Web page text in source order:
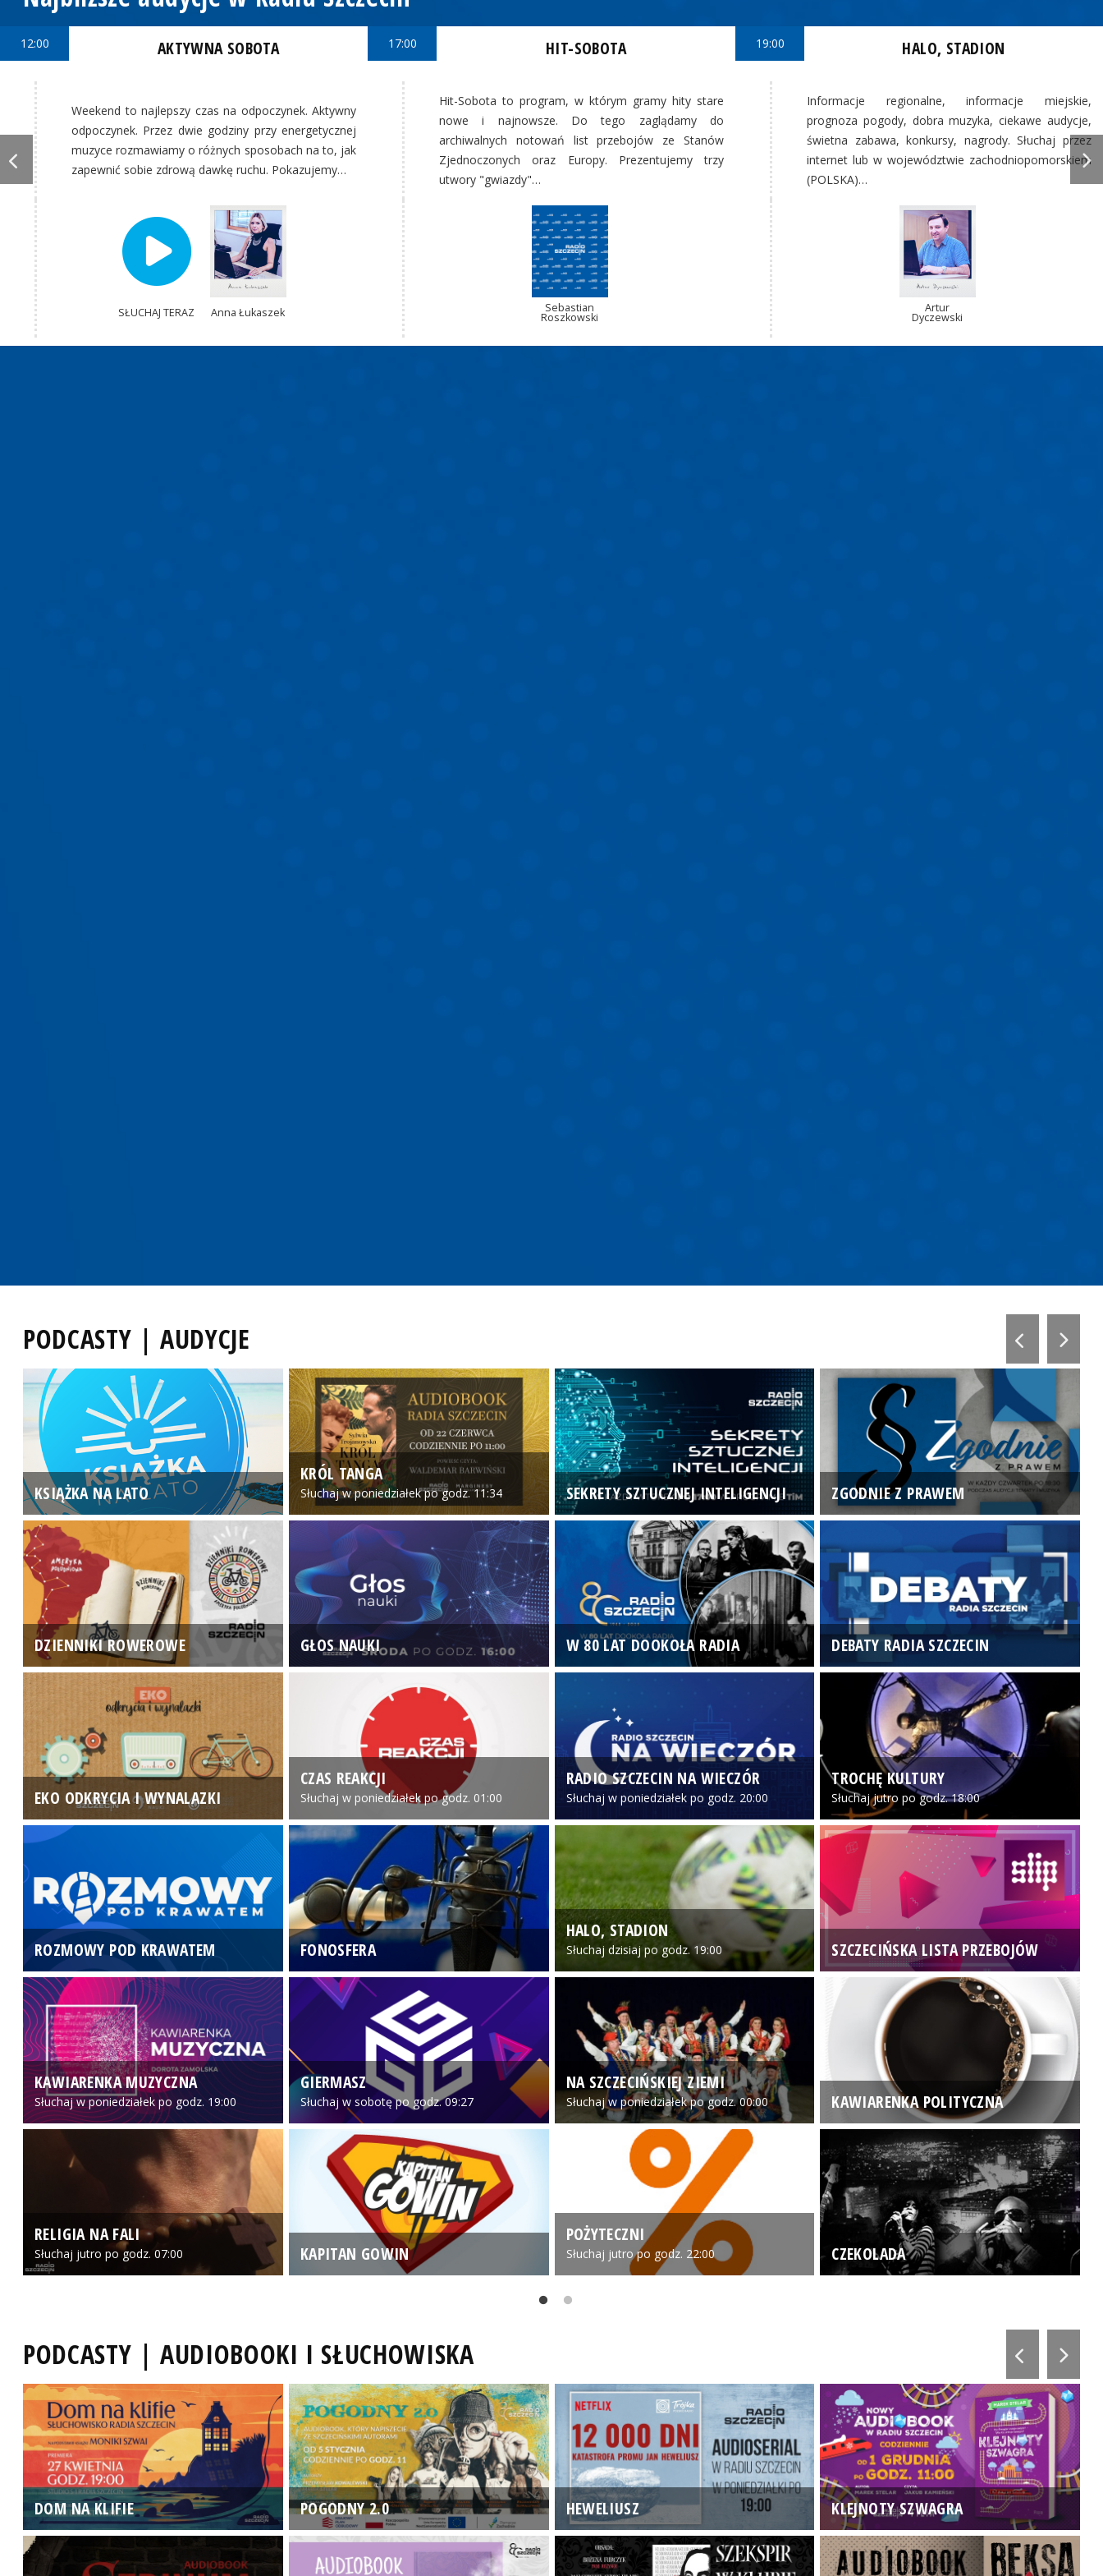
12:00 AKTYWNA SOBOTA
Weekend to najlepszy czas na odpoczynek. Aktywny
odpoczynek. Przez dwie godziny przy energetycznej
muzyce rozmawiamy o różnych sposobach na to, jak
zapewnić sobie zdrową dawkę ruchu. Pokazujemy…
SŁUCHAJ TERAZ Anna Łukaszek
17:00 HIT-SOBOTA
Hit-Sobota to program, w którym gramy hity stare
nowe i najnowsze. Do tego zaglądamy do
archiwalnych notowań list przebojów ze Stanów
Zjednoczonych oraz Europy. Prezentujemy trzy
utwory "gwiazdy"…
Sebastian
Roszkowski
19:00 HALO, STADION
Informacje regionalne, informacje miejskie,
prognoza pogody, dobra muzyka, ciekawe audycje,
świetna zabawa, konkursy, nagrody. Słuchaj przez
internet lub w województwie zachodniopomorskiem
(POLSKA)…
Artur
Dyczewski
PODCASTY | AUDYCJE
KSIĄŻKA NA LATO
KRÓL TANGA
Słuchaj w poniedziałek po godz. 11:34 SEKRETY SZTUCZNEJ INTELIGENCJI ZGODNIE Z PRAWEM
DZIENNIKI ROWEROWE GŁOS NAUKI W 80 LAT DOOKOŁA RADIA DEBATY RADIA SZCZECIN
EKO ODKRYCIA I WYNALAZKI
CZAS REAKCJI
Słuchaj w poniedziałek po godz. 01:00
RADIO SZCZECIN NA WIECZÓR
Słuchaj w poniedziałek po godz. 20:00
TROCHĘ KULTURY
Słuchaj jutro po godz. 18:00
ROZMOWY POD KRAWATEM FONOSFERA
HALO, STADION
Słuchaj dzisiaj po godz. 19:00 SZCZECIŃSKA LISTA PRZEBOJÓW
KAWIARENKA MUZYCZNA
Słuchaj w poniedziałek po godz. 19:00
GIERMASZ
Słuchaj w sobotę po godz. 09:27
NA SZCZECIŃSKIEJ ZIEMI
Słuchaj w poniedziałek po godz. 00:00 KAWIARENKA POLITYCZNA
RELIGIA NA FALI
Słuchaj jutro po godz. 07:00 KAPITAN GOWIN
POŻYTECZNI
Słuchaj jutro po godz. 22:00 CZEKOLADA
PODCASTY | AUDIOBOOKI I SŁUCHOWISKA
DOM NA KLIFIE POGODNY 2.0 HEWELIUSZ KLEJNOTY SZWAGRA